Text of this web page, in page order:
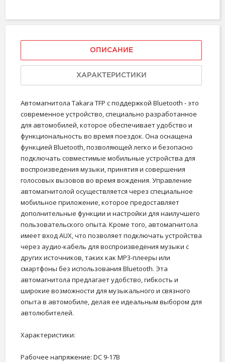
ОПИСАНИЕ
ХАРАКТЕРИСТИКИ
Автомагнитола Takara TFP с поддержкой Bluetooth - это
современное устройство, специально разработанное
для автомобилей, которое обеспечивает удобство и
функциональность во время поездок. Она оснащена
функцией Bluetooth, позволяющей легко и безопасно
подключать совместимые мобильные устройства для
воспроизведения музыки, принятия и совершения
голосовых вызовов во время вождения. Управление
автомагнитолой осуществляется через специальное
мобильное приложение, которое предоставляет
дополнительные функции и настройки для наилучшего
пользовательского опыта. Кроме того, автомагнитола
имеет вход AUX, что позволяет подключать устройства
через аудио-кабель для воспроизведения музыки с
других источников, таких как MP3-плееры или
смартфоны без использования Bluetooth. Эта
автомагнитола предлагает удобство, гибкость и
широкие возможности для музыкального и связного
опыта в автомобиле, делая ее идеальным выбором для
автолюбителей.
Характеристики:
Рабочее напряжение: DC 9-17В